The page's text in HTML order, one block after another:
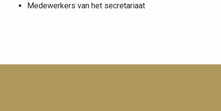
Medewerkers van het secretariaat